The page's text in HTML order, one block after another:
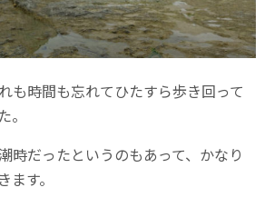
も時間も忘れてひたすら歩き回って
時だったというのもあって、かなり
す。